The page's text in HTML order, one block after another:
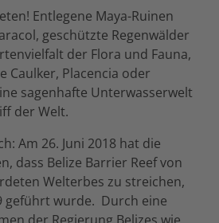
Entlegene Maya-Ruinen
geschützte Regenwälder
der Flora und Fauna,
Caulker, Placencia oder
sagenhafte Unterwasserwelt
der Welt.
Am 26. Juni 2018 hat die
dass Belize Barrier Reef von
Welterbes zu streichen,
geführt wurde. Durch eine